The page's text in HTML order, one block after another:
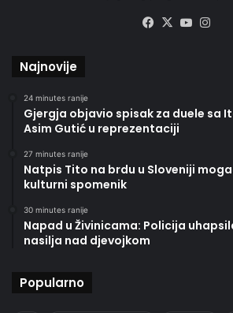
Facebook
X
Najnovije
24 minutes ranije
Gjergja objavio spisak za duele sa
Asim Gutić u reprezentaciji
27 minutes ranije
Natpis Tito na brdu u Sloveniji
kulturni spomenik
30 minutes ranije
Napad u Živinicama: Policija
nasilja nad djevojkom
Popularno